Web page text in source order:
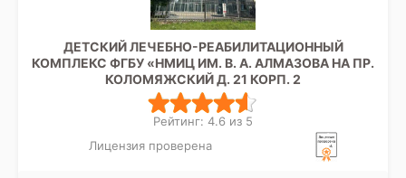
ДЕТСКИЙ ЛЕЧЕБНО-РЕАБИЛИТАЦИОННЫЙ
КОМПЛЕКС ФГБУ «НМИЦ ИМ. В. А. АЛМАЗОВА НА ПР.
КОЛОМЯЖСКИЙ Д. 21 КОРП. 2
Рейтинг: 4.6 из 5
Лицензия проверена